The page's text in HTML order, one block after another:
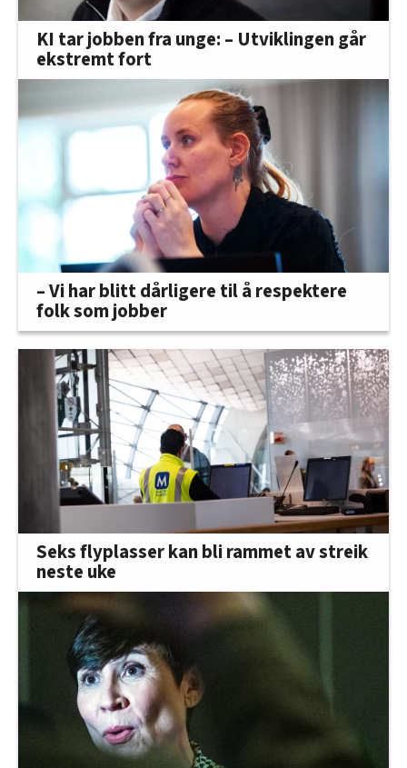
KI tar jobben fra unge: – Utviklingen går
ekstremt fort
– Vi har blitt dårligere til å respektere
folk som jobber
Seks flyplasser kan bli rammet av streik
neste uke